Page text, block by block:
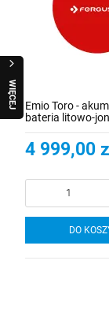
W
I
Ę
C
E
J
R
A
Q
U
O
Emio Toro -
bateria litowo-
4 999,00
DO